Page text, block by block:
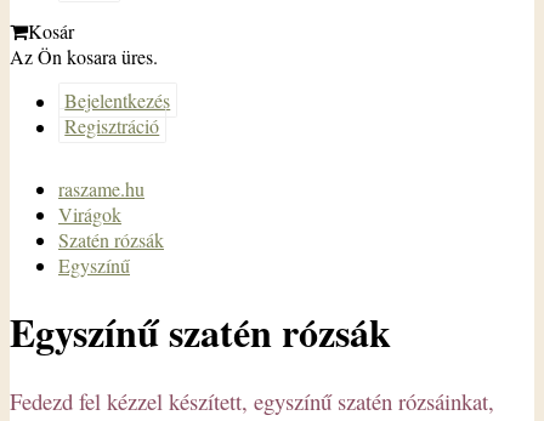
Kosár
Az Ön kosara üres.
Bejelentkezés
Regisztráció
raszame.hu
Virágok
Szatén rózsák
Egyszínű
Egyszínű szatén rózsák
Fedezd fel kézzel készített, egyszínű szatén rózsáinkat,